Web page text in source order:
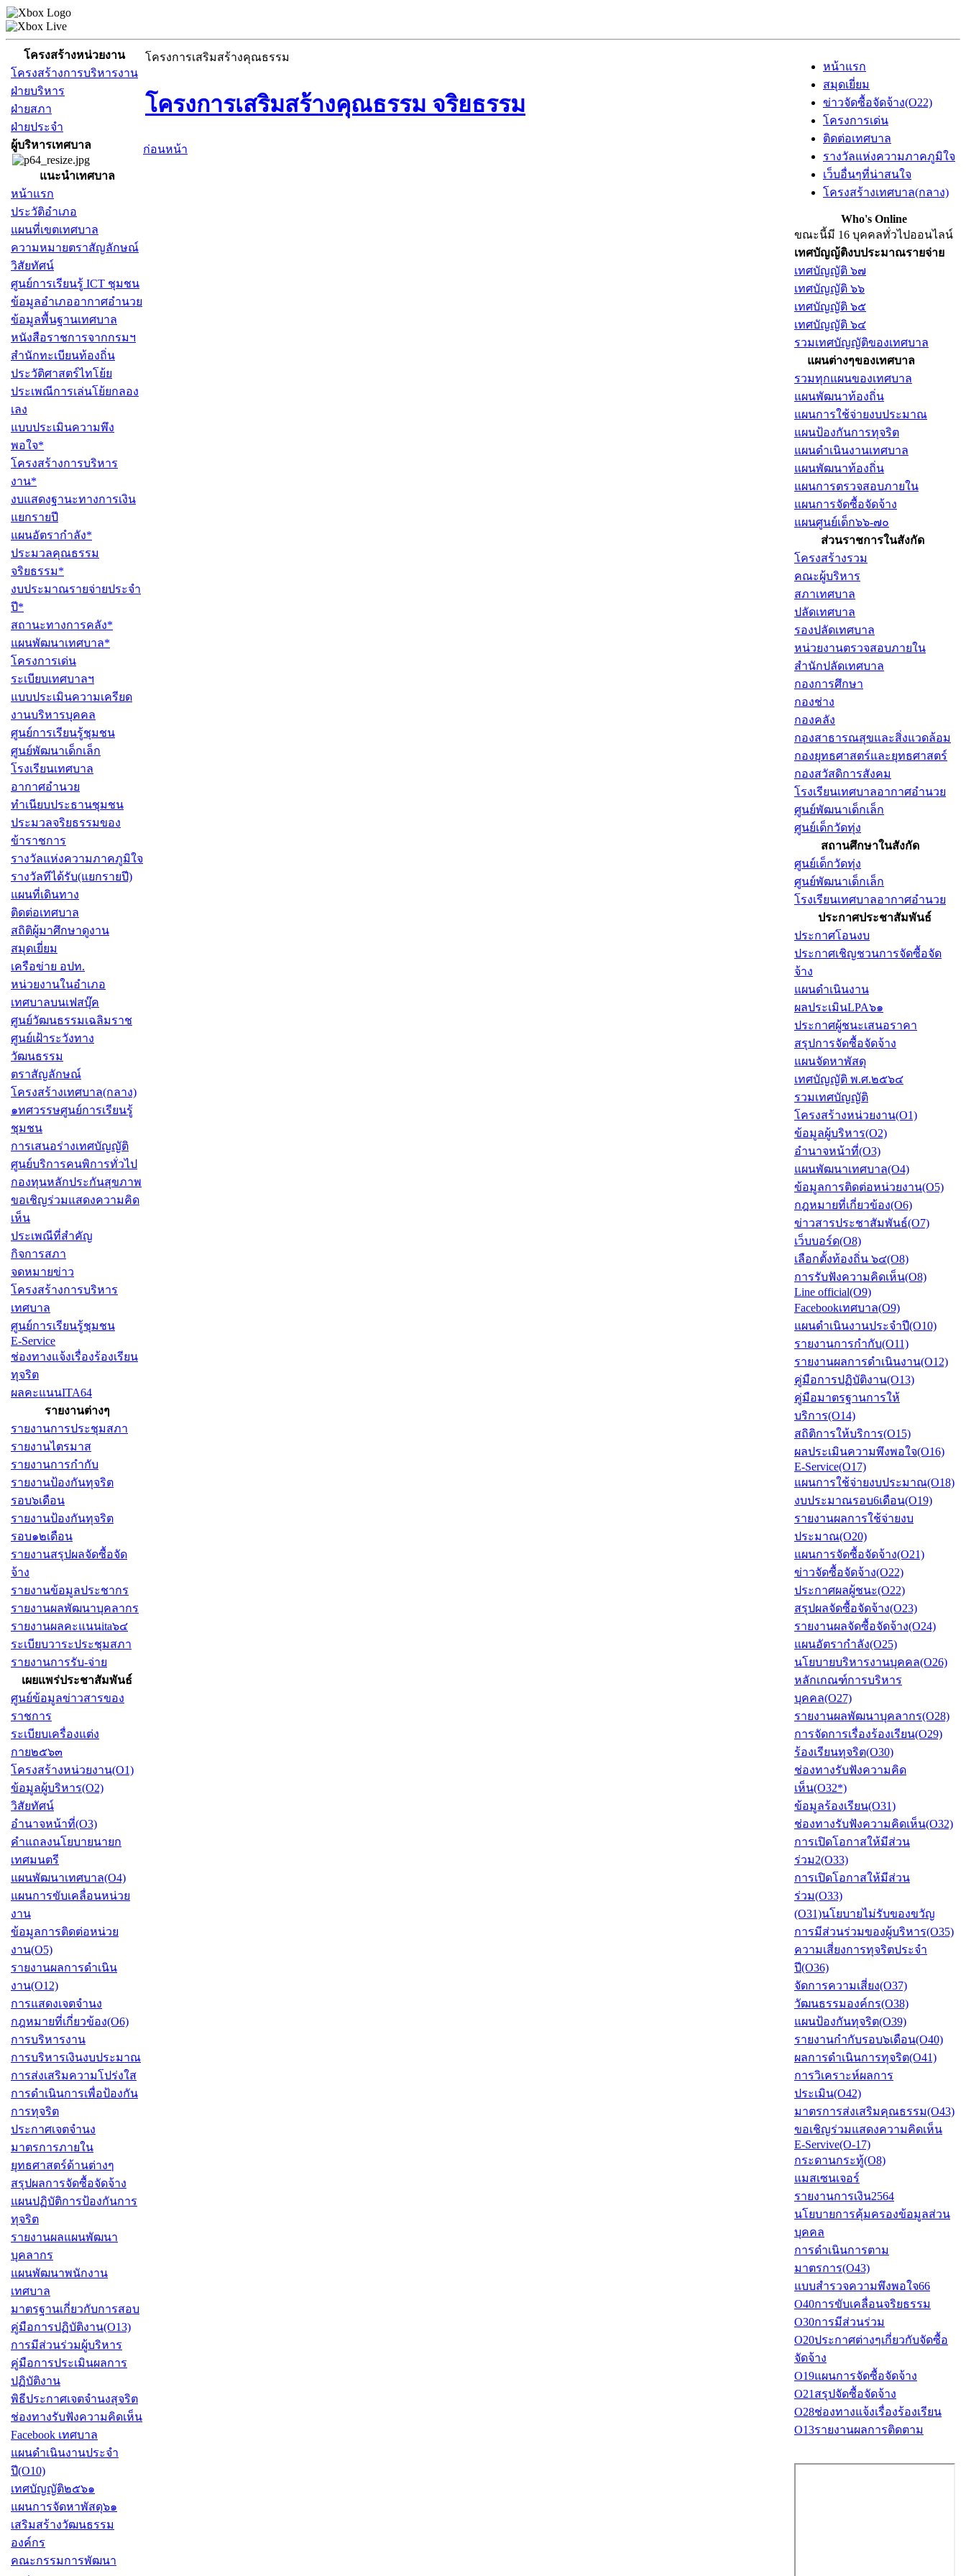
โครงสร้างหน่วยงาน
โครงสร้างการบริหารงาน
ฝ่ายบริหาร
ฝ่ายสภา
ฝ่ายประจำ
ผู้บริหารเทศบาล
แนะนำเทศบาล
หน้าแรก
ประวัติอำเภอ
แผนที่เขตเทศบาล
ความหมายตราสัญลักษณ์
วิสัยทัศน์
ศูนย์การเรียนรู้ ICT ชุมชน
ข้อมูลอำเภออากาศอำนวย
ข้อมูลพื้นฐานเทศบาล
หนังสือราชการจากกรมฯ
สำนักทะเบียนท้องถิ่น
ประวัติศาสตร์ไทโย้ย
ประเพณีการเล่นโย้ยกลอง
เลง
แบบประเมินความพึง
พอใจ*
โครงสร้างการบริหาร
งาน*
งบแสดงฐานะทางการเงิน
แยกรายปี
แผนอัตรากำลัง*
ประมวลคุณธรรม
จริยธรรม*
งบประมาณรายจ่ายประจำ
ปี*
สถานะทางการคลัง*
แผนพัฒนาเทศบาล*
โครงการเด่น
ระเบียบเทศบาลฯ
แบบประเมินความเครียด
งานบริหารบุคคล
ศูนย์การเรียนรู้ชุมชน
ศูนย์พัฒนาเด็กเล็ก
โรงเรียนเทศบาล
อากาศอำนวย
ทำเนียบประธานชุมชน
ประมวลจริยธรรมของ
ข้าราชการ
รางวัลแห่งความภาคภูมิใจ
รางวัลทีได้รับ(แยกรายปี)
แผนที่เดินทาง
ติดต่อเทศบาล
สถิติผู้มาศึกษาดูงาน
สมุดเยี่ยม
เครือข่าย อปท.
หน่วยงานในอำเภอ
เทศบาลบนเฟสบุ๊ค
ศูนย์วัฒนธรรมเฉลิมราช
ศูนย์เฝ้าระวังทาง
วัฒนธรรม
ตราสัญลักษณ์
โครงสร้างเทศบาล(กลาง)
๑ทศวรรษศูนย์การเรียนรู้
ชุมชน
การเสนอร่างเทศบัญญัติ
ศูนย์บริการคนพิการทั่วไป
กองทุนหลักประกันสุขภาพ
ขอเชิญร่วมแสดงความคิด
เห็น
ประเพณีที่สำคัญ
กิจการสภา
จดหมายข่าว
โครงสร้างการบริหาร
เทศบาล
ศูนย์การเรียนรู้ชุมชน
E-Service
ช่องทางแจ้งเรื่องร้องเรียน
ทุจริต
ผลคะแนนITA64
รายงานต่างๆ
รายงานการประชุมสภา
รายงานไตรมาส
รายงานการกำกับ
รายงานป้องกันทุจริต
รอบ๖เดือน
รายงานป้องกันทุจริต
รอบ๑๒เดือน
รายงานสรุปผลจัดซื้อจัด
จ้าง
รายงานข้อมูลประชากร
รายงานผลพัฒนาบุคลากร
รายงานผลคะแนนita๖๔
ระเบียบวาระประชุมสภา
รายงานการรับ-จ่าย
เผยแพร่ประชาสัมพันธ์
ศูนย์ข้อมูลข่าวสารของ
ราชการ
ระเบียบเครื่องแต่ง
กาย๒๕๖๓
โครงสร้างหน่วยงาน(O1)
ข้อมูลผู้บริหาร(O2)
วิสัยทัศน์
อำนาจหน้าที่(O3)
คำแถลงนโยบายนายก
เทศมนตรี
แผนพัฒนาเทศบาล(O4)
แผนการขับเคลื่อนหน่วย
งาน
ข้อมูลการติดต่อหน่วย
งาน(O5)
รายงานผลการดำเนิน
งาน(O12)
การแสดงเจตจำนง
กฎหมายที่เกี่ยวข้อง(O6)
การบริหารงาน
การบริหารเงินงบประมาณ
การส่งเสริมความโปร่งใส
การดำเนินการเพื่อป้องกัน
การทุจริต
ประกาศเจตจำนง
มาตรการภายใน
ยุทธศาสตร์ด้านต่างๆ
สรุปผลการจัดซื้อจัดจ้าง
แผนปฏิบัติการป้องกันการ
ทุจริต
รายงานผลแผนพัฒนา
บุคลากร
แผนพัฒนาพนักงาน
เทศบาล
มาตรฐานเกี่ยวกับการสอบ
คู่มือการปฏิบัติงาน(O13)
การมีส่วนร่วมผู้บริหาร
คู่มือการประเมินผลการ
ปฏิบัติงาน
พิธีประกาศเจตจำนงสุจริต
ช่องทางรับฟังความคิดเห็น
Facebook เทศบาล
แผนดำเนินงานประจำ
ปี(O10)
เทศบัญญัติ๒๕๖๑
แผนการจัดหาพัสดุ๖๑
เสริมสร้างวัฒนธรรม
องค์กร
คณะกรรมการพัฒนา
โครงการเสริมสร้างคุณธรรม
โครงการเสริมสร้างคุณธรรม จริยธรรม
ก่อนหน้า
หน้าแรก
สมุดเยี่ยม
ข่าวจัดซื้อจัดจ้าง(O22)
โครงการเด่น
ติดต่อเทศบาล
รางวัลแห่งความภาคภูมิใจ
เว็บอื่นๆที่น่าสนใจ
โครงสร้างเทศบาล(กลาง)
Who's Online
ขณะนี้มี 16 บุคคลทั่วไปออนไลน์
เทศบัญญ้ติงบประมาณรายจ่าย
เทศบัญญัติ ๖๗
เทศบัญญัติ ๖๖
เทศบัญญัติ ๖๕
เทศบัญญัติ ๖๔
รวมเทศบัญญัติของเทศบาล
แผนต่างๆของเทศบาล
รวมทุกแผนของเทศบาล
แผนพัฒนาท้องถิ่น
แผนการใช้จ่ายงบประมาณ
แผนป้องกันการทุจริต
แผนดำเนินงานเทศบาล
แผนพัฒนาท้องถิ่น
แผนการตรวจสอบภายใน
แผนการจัดซื้อจัดจ้าง
แผนศูนย์เด็ก๖๖-๗๐
ส่วนราชการในสังกัด
โครงสร้างรวม
คณะผู้บริหาร
สภาเทศบาล
ปลัดเทศบาล
รองปลัดเทศบาล
หน่วยงานตรวจสอบภายใน
สำนักปลัดเทศบาล
กองการศึกษา
กองช่าง
กองคลัง
กองสาธารณสุขและสิ่งแวดล้อม
กองยุทธศาสตร์และยุทธศาสตร์
กองสวัสดิการสังคม
โรงเรียนเทศบาลอากาศอำนวย
ศูนย์พัฒนาเด็กเล็ก
ศูนย์เด็กวัดทุ่ง
สถานศึกษาในสังกัด
ศูนย์เด็กวัดทุ่ง
ศูนย์พัฒนาเด็กเล็ก
โรงเรียนเทศบาลอากาศอำนวย
ประกาศประชาสัมพันธ์
ประกาศโอนงบ
ประกาศเชิญชวนการจัดซื้อจัด
จ้าง
แผนดำเนินงาน
ผลประเมินLPA๖๑
ประกาศผู้ชนะเสนอราคา
สรุปการจัดซื้อจัดจ้าง
แผนจัดหาพัสดุ
เทศบัญญัติ พ.ศ.๒๕๖๔
รวมเทศบัญญัติ
โครงสร้างหน่วยงาน(O1)
ข้อมูลผู้บริหาร(O2)
อำนาจหน้าที่(O3)
แผนพัฒนาเทศบาล(O4)
ข้อมูลการติดต่อหน่วยงาน(O5)
กฎหมายที่เกี่ยวข้อง(O6)
ข่าวสารประชาสัมพันธ์(O7)
เว็บบอร์ด(O8)
เลือกตั้งท้องถิ่น ๖๔(O8)
การรับฟังความคิดเห็น(O8)
Line official(O9)
Facebookเทศบาล(O9)
แผนดำเนินงานประจำปี(O10)
รายงานการกำกับ(O11)
รายงานผลการดำเนินงาน(O12)
คู่มือการปฏิบัติงาน(O13)
คู่มือมาตรฐานการให้
บริการ(O14)
สถิติการให้บริการ(O15)
ผลประเมินความพึงพอใจ(O16)
E-Service(O17)
แผนการใช้จ่ายงบประมาณ(O18)
งบประมาณรอบ6เดือน(O19)
รายงานผลการใช้จ่ายงบ
ประมาณ(O20)
แผนการจัดซื้อจัดจ้าง(O21)
ข่าวจัดซื้อจัดจ้าง(O22)
ประกาศผลผู้ชนะ(O22)
สรุปผลจัดซื้อจัดจ้าง(O23)
รายงานผลจัดซื้อจัดจ้าง(O24)
แผนอัตรากำลัง(O25)
นโยบายบริหารงานบุคคล(O26)
หลักเกณฑ์การบริหาร
บุคคล(O27)
รายงานผลพัฒนาบุคลากร(O28)
การจัดการเรื่องร้องเรียน(O29)
ร้องเรียนทุจริต(O30)
ช่องทางรับฟังความคิด
เห็น(O32*)
ข้อมูลร้องเรียน(O31)
ช่องทางรับฟังความคิดเห็น(O32)
การเปิดโอกาสให้มีส่วน
ร่วม2(O33)
การเปิดโอกาสให้มีส่วน
ร่วม(O33)
(O31)นโยบายไม่รับของขวัญ
การมีส่วนร่วมของผู้บริหาร(O35)
ความเสี่ยงการทุจริตประจำ
ปี(O36)
จัดการความเสี่ยง(O37)
วัฒนธรรมองค์กร(O38)
แผนป้องกันทุจริต(O39)
รายงานกำกับรอบ๖เดือน(O40)
ผลการดำเนินการทุจริต(O41)
การวิเคราะห์ผลการ
ประเมิน(O42)
มาตรการส่งเสริมคุณธรรม(O43)
ขอเชิญร่วมแสดงความคิดเห็น
E-Servive(O-17)
กระดานกระทู้(O8)
แมสเซนเจอร์
รายงานการเงิน2564
นโยบายการคุ้มครองข้อมูลส่วน
บุคคล
การดำเนินการตาม
มาตรการ(O43)
แบบสำรวจความพึงพอใจ66
O40การขับเคลื่อนจริยธรรม
O30การมีส่วนร่วม
O20ประกาศต่างๆเกี่ยวกับจัดซื้อ
จัดจ้าง
O19แผนการจัดซื้อจัดจ้าง
O21สรุปจัดซื้อจัดจ้าง
O28ช่องทางแจ้งเรื่องร้องเรียน
O13รายงานผลการติดตาม